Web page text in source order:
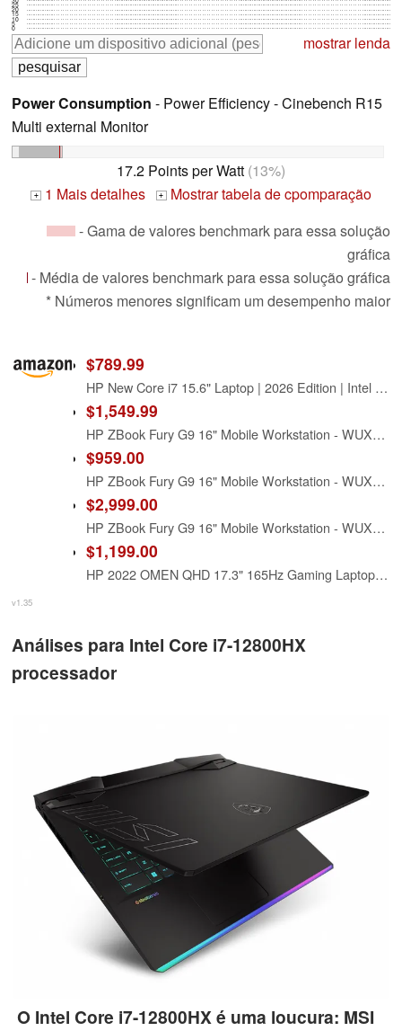
0
5
10
15
20
25
mostrar lenda
Power Consumption - Power Efficiency - Cinebench R15
Multi external Monitor
17.2 Points per Watt (13%)
+ 1 Mais detalhes + Mostrar tabela de cpomparação
- Gama de valores benchmark para essa solução
gráfica
- Média de valores benchmark para essa solução gráfica
* Números menores significam um desempenho maior
$789.99
HP New Core i7 15.6" Laptop | 2026 Edition | Intel High-Performance Core i7-1255U up to 4.7GHz | 16GB RAM - 1TB PCIe SSD | Webcam | FHD | Long Battery Life | Windows 11 | Business & Academic
$1,549.99
HP ZBook Fury G9 16" Mobile Workstation - WUXGA - 1920 x 1200 - Intel Core i7 12th Gen i7-12800HX Hexadeca-core (16 Core) - 32 GB Total RAM - 1 TB SSD
$959.00
HP ZBook Fury G9 16" Mobile Workstation - WUXGA - 1920 x 1200 - Intel Core i7 12th Gen i7-12800HX Hexadeca-core (16 Core) - 16 GB Total RAM - 512 GB SSD
$2,999.00
HP ZBook Fury G9 16" Mobile Workstation - WUXGA - 1920 x 1200 - Intel Core i7 12th Gen i7-12800HX Hexadeca-core (16 Core) - 32 GB Total RAM - 1 TB SSD
$1,199.00
HP 2022 OMEN QHD 17.3" 165Hz Gaming Laptop, Intel 12th Core i5-12800HX, 16GB RAM, 1TB PCIe SSD, NVIDIA GeForce GTX 3060 Graphics 6GB, Full-Size RGB Backlit, Windows 11, Black, 32GB USB Card (Renewed)
v1.35
Análises para Intel Core i7-12800HX
processador
O Intel Core i7-12800HX é uma loucura: MSI